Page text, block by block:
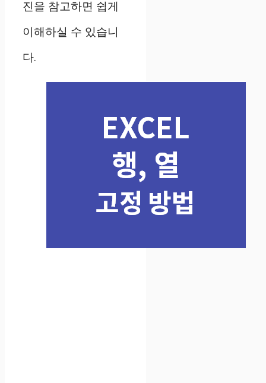
진을 참고하면 쉽게
이해하실 수 있습니
다.